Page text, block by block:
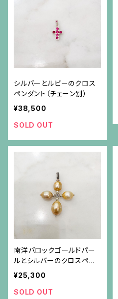
シルバーとルビーのクロス
ペンダント（チェーン別）
¥38,500
SOLD OUT
南洋バロックゴールドパー
ルとシルバーのクロスペン
ダント（チェーン別）
¥25,300
SOLD OUT